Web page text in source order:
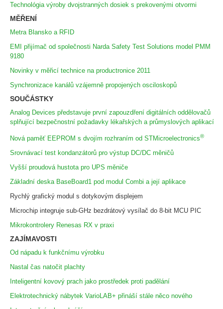
Technológia výroby dvojstranných dosiek s prekovenými otvormi
MĚŘENÍ
Metra Blansko a RFID
EMI přijímač od společnosti Narda Safety Test Solutions model PMM
9180
Novinky v měřicí technice na productronice 2011
Synchronizace kanálů vzájemně propojených osciloskopů
SOUČÁSTKY
Analog Devices představuje první zapouzdření digitálních oddělovačů
splňující bezpečnostní požadavky lékařských a průmyslových aplikací
Nová paměť EEPROM s dvojím rozhraním od STMicroelectronics®
Srovnávací test kondanzátorů pro výstup DC/DC měničů
Vyšší proudová hustota pro UPS měniče
Základní deska BaseBoard1 pod modul Combi a její aplikace
Rychlý grafický modul s dotykovým displejem
Microchip integruje sub-GHz bezdrátový vysílač do 8-bit MCU PIC
Mikrokontrolery Renesas RX v praxi
ZAJÍMAVOSTI
Od nápadu k funkčnímu výrobku
Nastal čas natočit plachty
Inteligentní kovový prach jako prostředek proti padělání
Elektrotechnický nábytek VarioLAB+ přináší stále něco nového